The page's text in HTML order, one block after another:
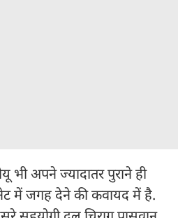
भी अपने ज्यादातर पुराने ही
में जगह देने की कवायद में है.